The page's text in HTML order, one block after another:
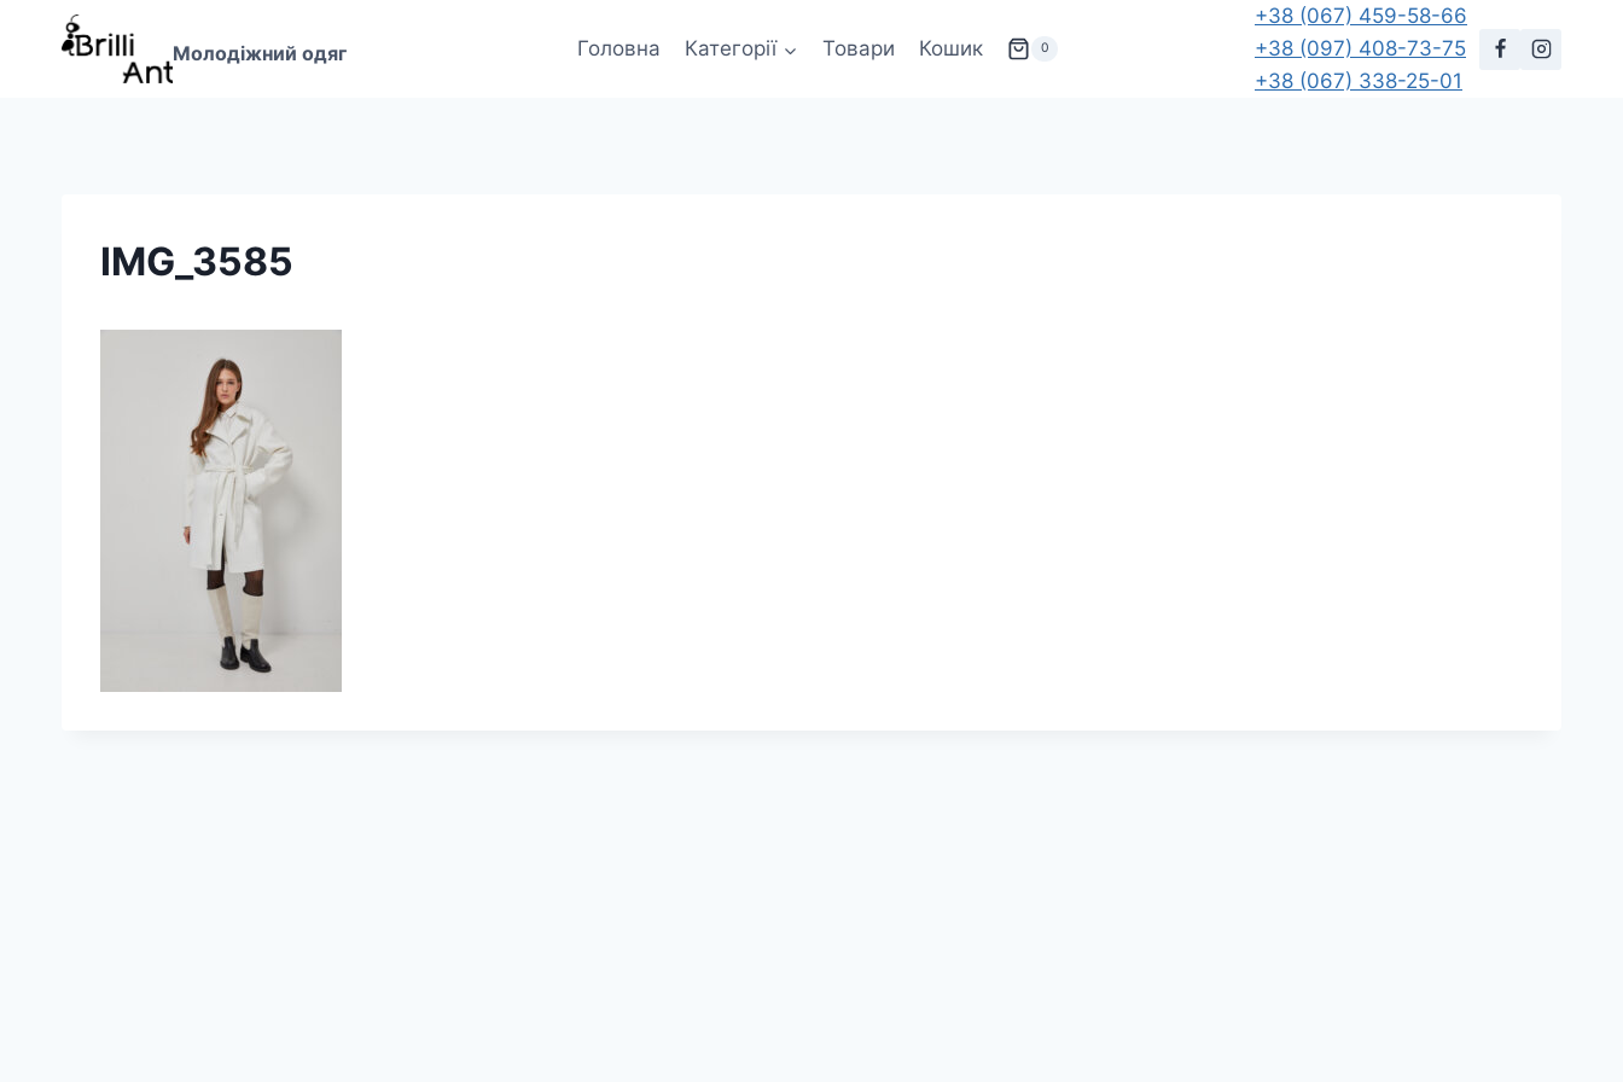
Перейти
Молодіжний одяг Головна Категорії Товари Кошик 0
+38 (067) 459-58-66
+38 (097) 408-73-75
+38 (067) 338-25-01
IMG_3585